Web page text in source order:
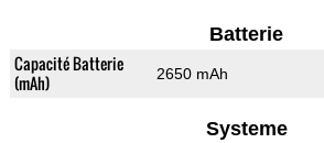
Batterie
Capacité Batterie
(mAh)
2650 mAh
Systeme